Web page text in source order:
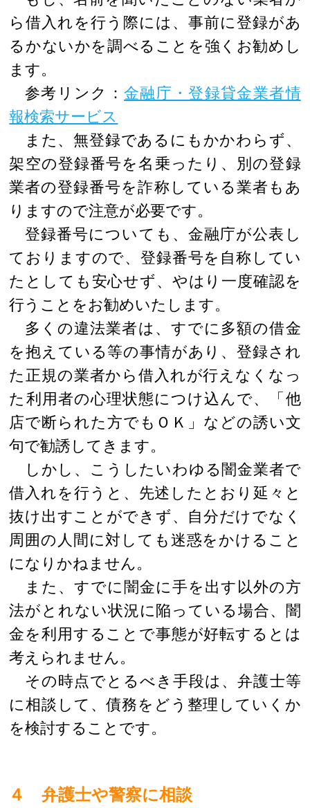
ら借入れを行う際には、事前に登録があ
るかないかを調べることを強くお勧めし
ます。
参考リンク： 金融庁・登録貸金業者情
報検索サービス
また、無登録であるにもかかわらず、
架空の登録番号を名乗ったり、別の登録
業者の登録番号を詐称している業者もあ
りますので注意が必要です。
登録番号についても、金融庁が公表し
ておりますので、登録番号を自称してい
たとしても安心せず、やはり一度確認を
行うことをお勧めいたします。
多くの違法業者は、すでに多額の借金
を抱えている等の事情があり、登録され
た正規の業者から借入れが行えなくなっ
た利用者の心理状態につけ込んで、「他
店で断られた方でもＯＫ」などの誘い文
句で勧誘してきます。
しかし、こうしたいわゆる闇金業者で
借入れを行うと、先述したとおり延々と
抜け出すことができず、自分だけでなく
周囲の人間に対しても迷惑をかけること
になりかねません。
また、すでに闇金に手を出す以外の方
法がとれない状況に陥っている場合、闇
金を利用することで事態が好転するとは
考えられません。
その時点でとるべき手段は、弁護士等
に相談して、債務をどう整理していくか
を検討することです。
４ 弁護士や警察に相談